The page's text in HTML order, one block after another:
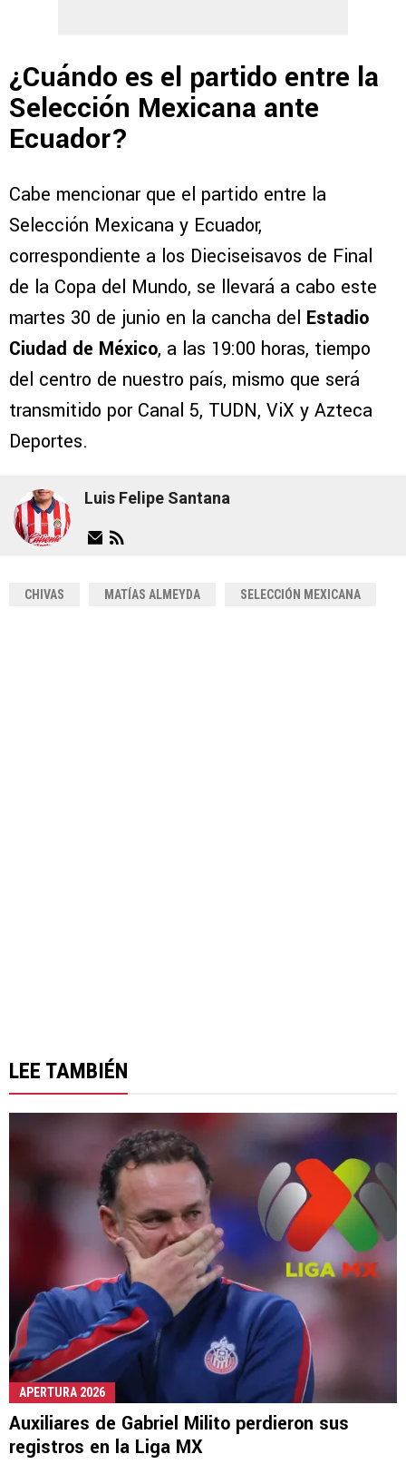
¿Cuándo es el partido entre la
Selección Mexicana ante
Ecuador?
Cabe mencionar que el partido entre la
Selección Mexicana y Ecuador,
correspondiente a los Dieciseisavos de Final
de la Copa del Mundo, se llevará a cabo este
martes 30 de junio en la cancha del Estadio
Ciudad de México, a las 19:00 horas, tiempo
del centro de nuestro país, mismo que será
transmitido por Canal 5, TUDN, ViX y Azteca
Deportes.
Luis Felipe Santana
CHIVAS MATÍAS ALMEYDA SELECCIÓN MEXICANA
LEE TAMBIÉN
APERTURA 2026
Auxiliares de Gabriel Milito perdieron sus
registros en la Liga MX